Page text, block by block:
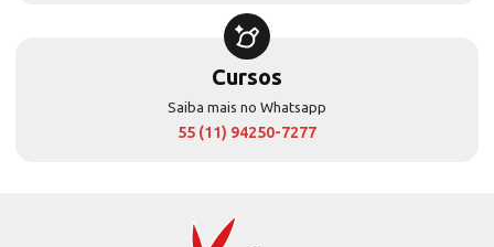
Cursos
Saiba mais no Whatsapp
55 (11) 94250-7277